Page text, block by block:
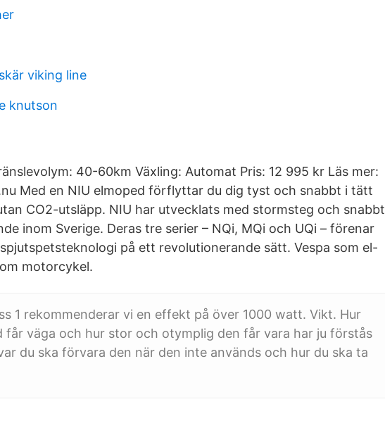
viking line
knutson
40-60km Växling: Automat Pris: 12 995 kr Läs mer:
Med en NIU elmoped förflyttar du dig tyst och snabbt i tätt
CO2-utsläpp. NIU har utvecklats med stormsteg och snabbt
inom Sverige. Deras tre serier – NQi, MQi och UQi – förenar
på ett revolutionerande sätt. Vespa som el-
motorcykel.
1 rekommenderar vi en effekt på över 1000 watt. Vikt. Hur
får väga och hur stor och otymplig den får vara har ju förstås
du ska förvara den när den inte används och hur du ska ta